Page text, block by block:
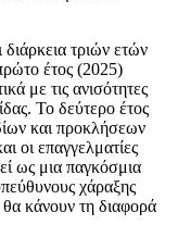
τριών ετών
έτος (2025)
με τις ανισότητες
Το δεύτερο έτος
και προκλήσεων
οι επαγγελματίες
ως μια παγκόσμια
χάραξης
κάνουν τη διαφορά